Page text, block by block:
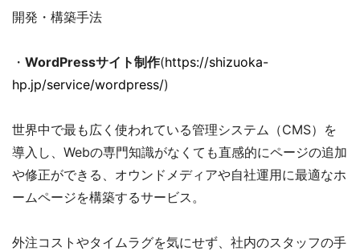
開発・構築手法
・ WordPressサイト制作(https://shizuoka-
hp.jp/service/wordpress/)
世界中で最も広く使われている管理システム（CMS）を
導入し、Webの専門知識がなくても直感的にページの追加
や修正ができる、オウンドメディアや自社運用に最適なホ
ームページを構築するサービス。
外注コストやタイムラグを気にせず、社内のスタッフの手